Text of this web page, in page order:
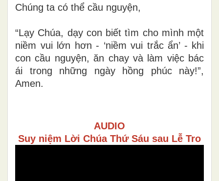
Chúng ta có thể cầu nguyện,
“Lạy Chúa, dạy con biết tìm cho mình một
niềm vui lớn hơn - ‘niềm vui trắc ẩn’ - khi
con cầu nguyện, ăn chay và làm việc bác
ái trong những ngày hồng phúc này!”,
Amen.
AUDIO
Suy niệm Lời Chúa Thứ Sáu sau Lễ Tro